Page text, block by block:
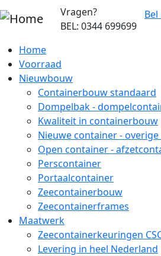
Overslaan en naar de inhoud gaan
Vragen?
BEL: 0344 699699
Bel
Home
Voorraad
Nieuwbouw
Containerbouw standaard
Dompelbak -
Kwaliteit in containerbouw
Nieuwe container -
Open container -
Perscontainer
Portaalcontainer
Zeecontainerbouw
Zeecontainerframes
Maatwerk
Zeecontainerkeuringen
Levering in heel Nederland